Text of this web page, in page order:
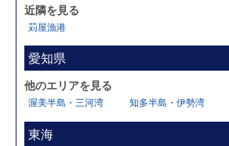
近隣を見る
苅屋漁港
愛知県
他のエリアを見る
渥美半島・三河湾 知多半島・伊勢湾
東海